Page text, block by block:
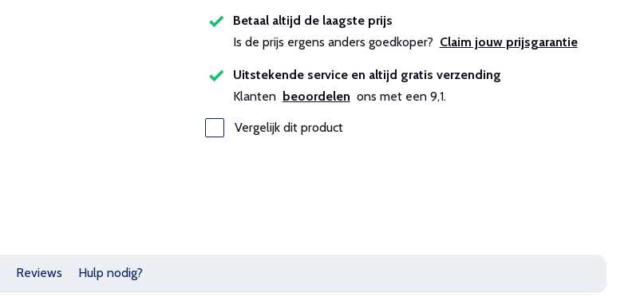
Betaal altijd de laagste prijs
Is de prijs ergens anders goedkoper? Claim jouw prijsgarantie
Uitstekende service en altijd gratis verzending
Klanten beoordelen ons met een 9,1.
Vergelijk dit product
Reviews Hulp nodig?